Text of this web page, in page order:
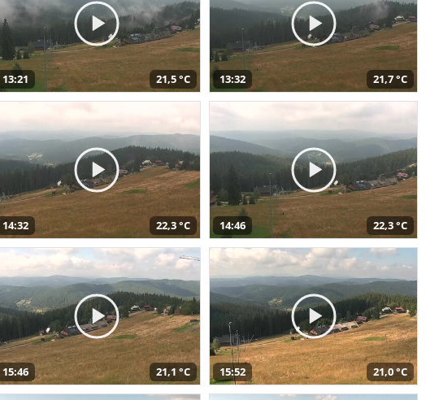
13:21 21,5 °C 13:32 21,7 °C
14:32 22,3 °C 14:46 22,3 °C
15:46 21,1 °C 15:52 21,0 °C